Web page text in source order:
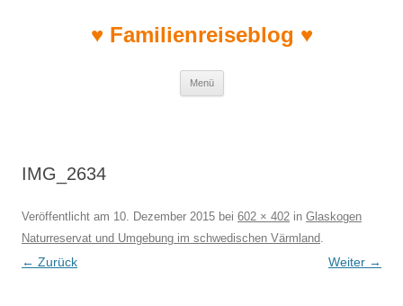
♥ Familienreiseblog ♥
Menü
IMG_2634
Veröffentlicht am 10. Dezember 2015 bei 602 × 402 in Glaskogen
Naturreservat und Umgebung im schwedischen Värmland.
← Zurück Weiter →